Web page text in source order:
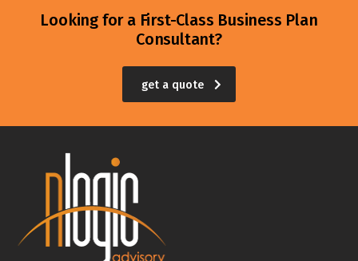
Looking for a First-Class Business Plan
Consultant?
get a quote